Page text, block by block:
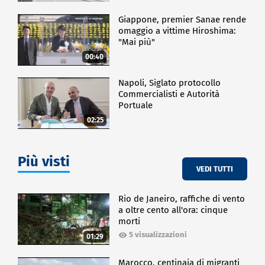
00:40
Giappone, premier Sanae rende
omaggio a vittime Hiroshima:
"Mai più"
02:25
Napoli, Siglato protocollo
Commercialisti e Autorità
Portuale
Più visti VEDI TUTTI
01:29
Rio de Janeiro, raffiche di vento
a oltre cento all'ora: cinque
morti
5 visualizzazioni
Marocco, centinaia di migranti